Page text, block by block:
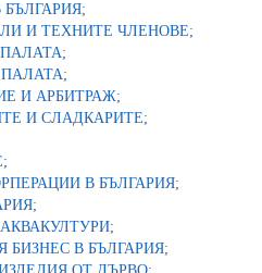
И ТЕХНИТЕ ЧЛЕНОВЕ;
И АРБИТРАЖ;
И СЛАДКАРИТЕ;
В БЪЛГАРИЯ;
В БЪЛГАРИЯ;